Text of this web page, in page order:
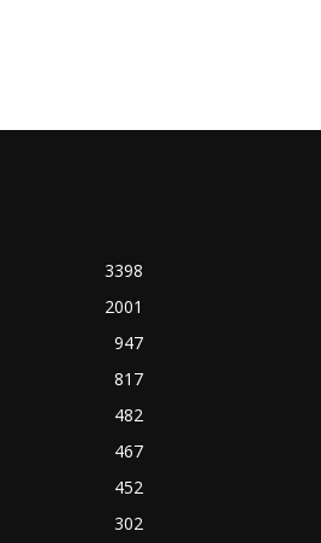
3398
2001
947
817
482
467
452
302